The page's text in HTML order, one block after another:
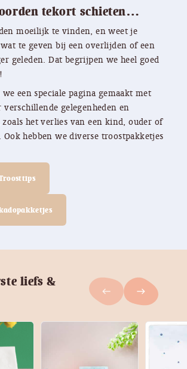
tekort schieten…
moeilijk te vinden, en weet je
te geven bij een overlijden of een
geleden. Dat begrijpen we heel goed
een speciale pagina gemaakt met
gelegenheden en
zoals het verlies van een kind, ouder of
Ook hebben we diverse troostpakketjes
liefs &
west east